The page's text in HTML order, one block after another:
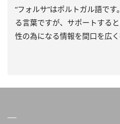
“フォルサ”はポルトガル語で
る言葉ですが、サポートする
性の為になる情報を間口を広く